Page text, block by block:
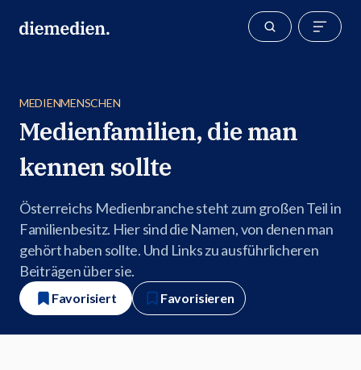
MEDIENMENSCHEN
Medienfamilien, die man
kennen sollte
Österreichs Medienbranche steht zum großen Teil in
Familienbesitz. Hier sind die Namen, von denen man
gehört haben sollte. Und Links zu ausführlicheren
Beiträgen über sie.
Favorisiert Favorisieren